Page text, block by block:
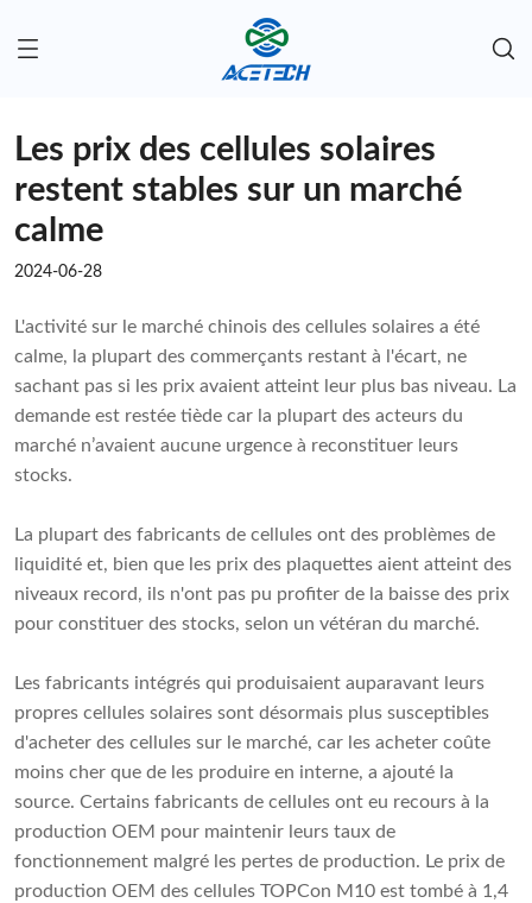
Les prix des cellules solaires
restent stables sur un marché
calme
2024-06-28
L'activité sur le marché chinois des cellules solaires a été
calme, la plupart des commerçants restant à l'écart, ne
sachant pas si les prix avaient atteint leur plus bas niveau. La
demande est restée tiède car la plupart des acteurs du
marché n’avaient aucune urgence à reconstituer leurs
stocks.
La plupart des fabricants de cellules ont des problèmes de
liquidité et, bien que les prix des plaquettes aient atteint des
niveaux record, ils n'ont pas pu profiter de la baisse des prix
pour constituer des stocks, selon un vétéran du marché.
Les fabricants intégrés qui produisaient auparavant leurs
propres cellules solaires sont désormais plus susceptibles
d'acheter des cellules sur le marché, car les acheter coûte
moins cher que de les produire en interne, a ajouté la
source. Certains fabricants de cellules ont eu recours à la
production OEM pour maintenir leurs taux de
fonctionnement malgré les pertes de production. Le prix de
production OEM des cellules TOPCon M10 est tombé à 1,4